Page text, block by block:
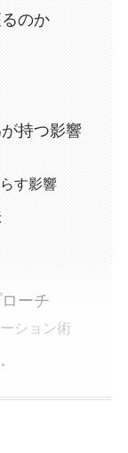
のか
持つ影響
す影響
ーチ
ション術